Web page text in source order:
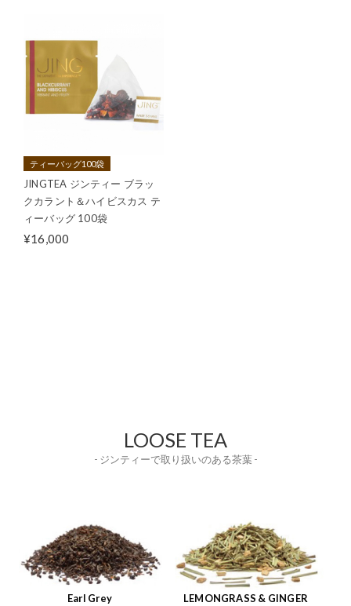
ティーバッグ100袋
JINGTEA ジンティー ブラッ
クカラント＆ハイビスカス テ
ィーバッグ 100袋
¥16,000
LOOSE TEA
- ジンティーで取り扱いのある茶葉 -
Earl Grey LEMONGRASS & GINGER